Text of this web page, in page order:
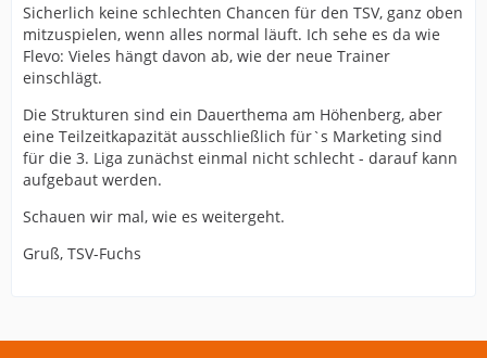
Sicherlich keine schlechten Chancen für den TSV, ganz oben
mitzuspielen, wenn alles normal läuft. Ich sehe es da wie
Flevo: Vieles hängt davon ab, wie der neue Trainer
einschlägt.
Die Strukturen sind ein Dauerthema am Höhenberg, aber
eine Teilzeitkapazität ausschließlich für`s Marketing sind
für die 3. Liga zunächst einmal nicht schlecht - darauf kann
aufgebaut werden.
Schauen wir mal, wie es weitergeht.
Gruß, TSV-Fuchs